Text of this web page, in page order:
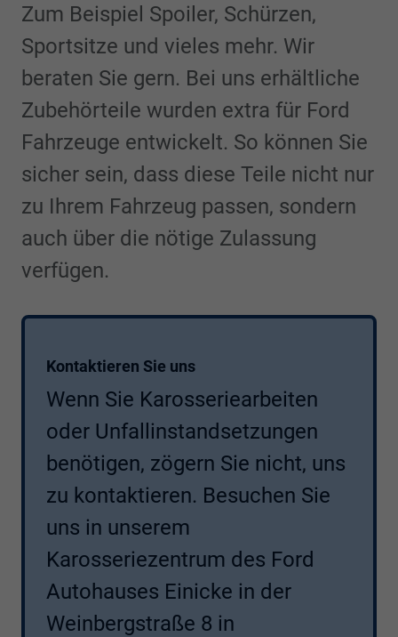
Zum Beispiel Spoiler, Schürzen,
Sportsitze und vieles mehr. Wir
beraten Sie gern. Bei uns erhältliche
Zubehörteile wurden extra für Ford
Fahrzeuge entwickelt. So können Sie
sicher sein, dass diese Teile nicht nur
zu Ihrem Fahrzeug passen, sondern
auch über die nötige Zulassung
verfügen.
Kontaktieren Sie uns
Wenn Sie Karosseriearbeiten
oder Unfallinstandsetzungen
benötigen, zögern Sie nicht, uns
zu kontaktieren. Besuchen Sie
uns in unserem
Karosseriezentrum des Ford
Autohauses Einicke in der
Weinbergstraße 8 in